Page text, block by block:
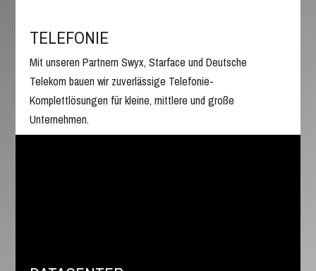
TELEFONIE
Mit unseren Partnern Swyx, Starface und Deutsche
Telekom bauen wir zuverlässige Telefonie-
Komplettlösungen für kleine, mittlere und große
Unternehmen.